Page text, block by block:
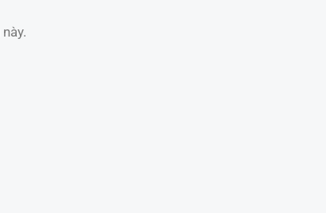
này.